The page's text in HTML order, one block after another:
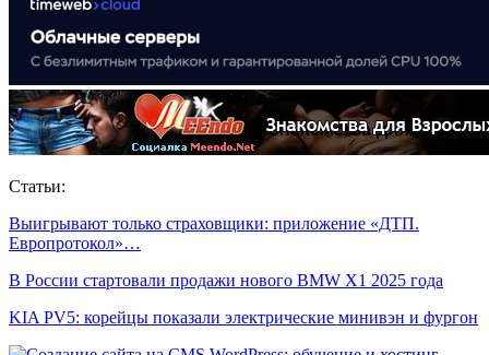
Статьи:
Выигрывают только страховщики: приложение «ДТП.
Европротокол»…
В России стартовали продажи нового BMW X1 2025 года
KIA PV5: корейцы показали электрические минивэн и фургон